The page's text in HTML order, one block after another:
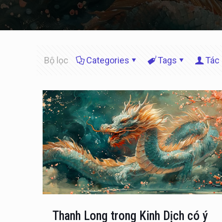
Bộ lọc Categories Tags Tác
Thanh Long trong Kinh Dịch có ý